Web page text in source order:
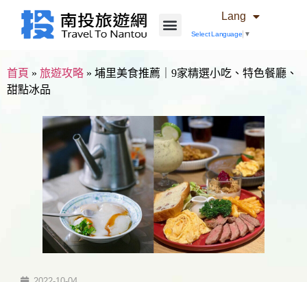
Lang
Select Language ▼
首頁 » 旅遊攻略 » 埔里美食推薦｜9家精選小吃、特色餐廳、
甜點冰品